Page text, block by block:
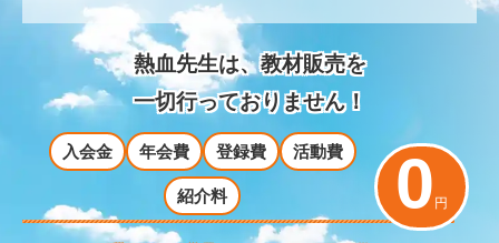
熱血先生は、教材販売を
一切行っておりません！
入会金 年会費 登録費 活動費
紹介料 0 円